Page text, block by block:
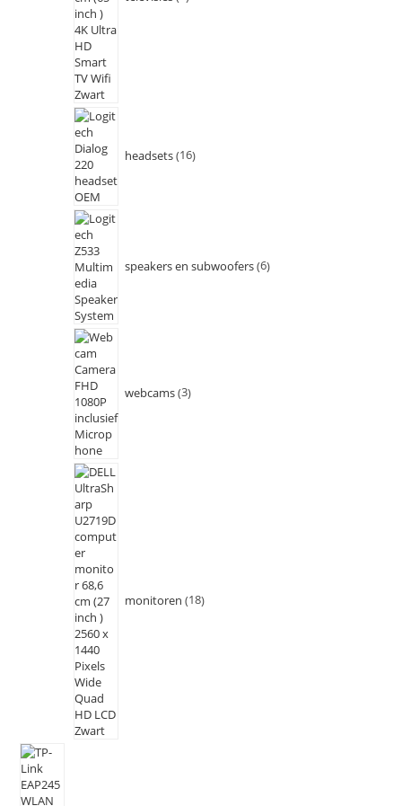
headsets 16
speakers en subwoofers 6
webcams 3
monitoren 18